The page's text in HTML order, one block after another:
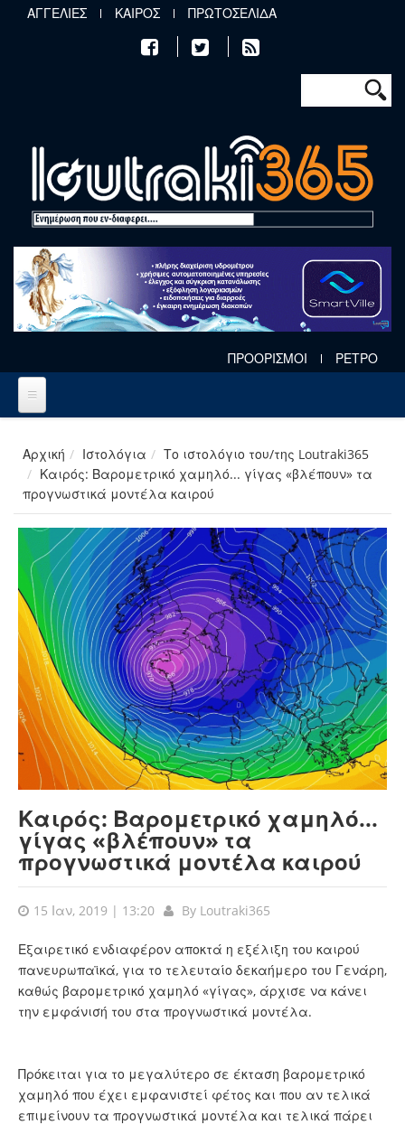
Παράκαμψη προς το κυρίως περιεχόμενο
ΑΓΓΕΛΙΕΣ ΚΑΙΡΟΣ ΠΡΩΤΟΣΕΛΙΔΑ
Φόρμα
Αναζήτηση
ΠΡΟΟΡΙΣΜΟΙ ΡΕΤΡΟ
Αρχική Ιστολόγια
Το ιστολόγιο του/της Loutraki365
Καιρός: Βαρομετρικό χαμηλό... γίγας «βλέπουν» τα
προγνωστικά μοντέλα καιρού
Καιρός: Βαρομετρικό χαμηλό...
γίγας «βλέπουν» τα
προγνωστικά μοντέλα καιρού
15 Ιαν, 2019 | 13:20 By Loutraki365
Εξαιρετικό ενδιαφέρον αποκτά η εξέλιξη του καιρού
πανευρωπαϊκά, για το τελευταίο δεκαήμερο του Γενάρη,
καθώς βαρομετρικό χαμηλό «γίγας», άρχισε να κάνει
την εμφάνισή του στα προγνωστικά μοντέλα.
Πρόκειται για το μεγαλύτερο σε έκταση βαρομετρικό
χαμηλό που έχει εμφανιστεί φέτος και που αν τελικά
επιμείνουν τα προγνωστικά μοντέλα και τελικά πάρει